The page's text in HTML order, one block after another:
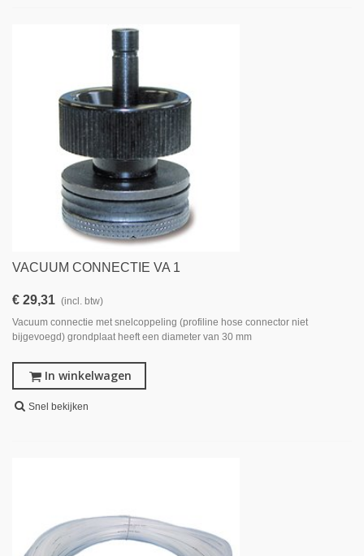
VACUUM CONNECTIE VA 1
€ 29,31 (incl. btw)
Vacuum connectie met snelcoppeling (profiline hose connector niet
bijgevoegd) grondplaat heeft een diameter van 30 mm
In winkelwagen
Snel bekijken